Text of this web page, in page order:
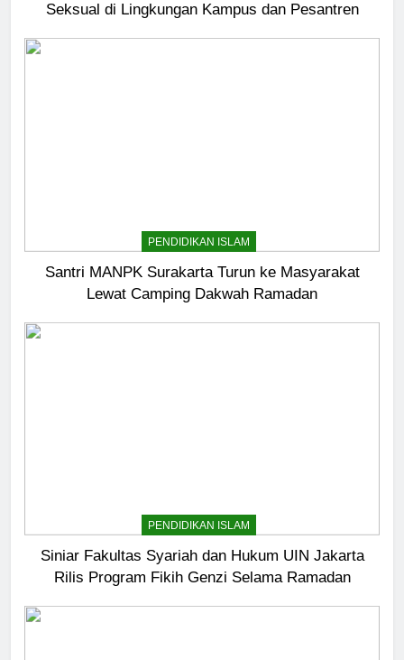
Seksual di Lingkungan Kampus dan Pesantren
PENDIDIKAN ISLAM
Santri MANPK Surakarta Turun ke Masyarakat
Lewat Camping Dakwah Ramadan
PENDIDIKAN ISLAM
Siniar Fakultas Syariah dan Hukum UIN Jakarta
Rilis Program Fikih Genzi Selama Ramadan
7
Kopi Beneran Versus Kopi Darat